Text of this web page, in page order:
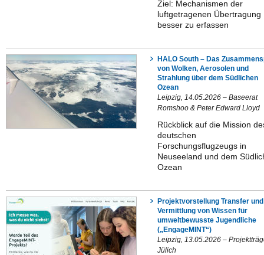
Ziel: Mechanismen der
luftgetragenen Übertragung
besser zu erfassen
HALO South – Das
von Wolken, Aerosolen und
Strahlung über dem Südlichen
Ozean
Leipzig, 14.05.2026 – Baseerat
Romshoo & Peter Edward Lloyd
Rückblick auf die Mission
deutschen
Forschungsflugzeugs in
Neuseeland und dem
Ozean
Projektvorstellung Transfer und
Vermittlung von Wissen für
umweltbewusste Jugendliche
(„EngageMINT“)
Leipzig, 13.05.2026 –
Jülich